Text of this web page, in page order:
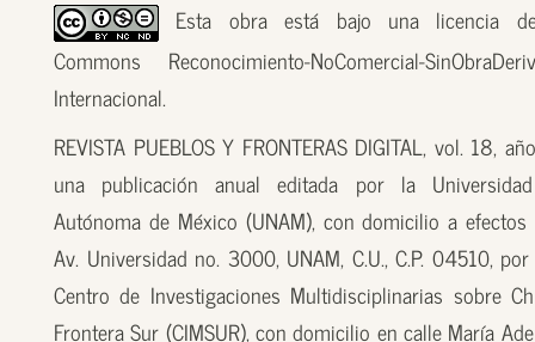
Esta obra está bajo una licencia
Commons Reconocimiento-NoComercial-
Internacional.
REVISTA PUEBLOS Y FRONTERAS DIGITAL, vol. 18,
una publicación anual editada por la
Autónoma de México (UNAM), con domicilio a
Av. Universidad no. 3000, UNAM, C.U., C.P. 04510,
Centro de Investigaciones Multidisciplinarias sobre
Frontera Sur (CIMSUR), con domicilio en calle María